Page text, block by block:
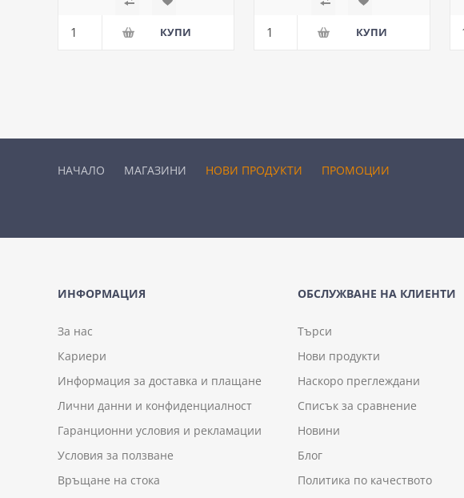
НАЧАЛО МАГАЗИНИ НОВИ ПРОДУКТИ ПРОМОЦИИ
ИНФОРМАЦИЯ
За нас
Кариери
Информация за доставка и плащане
Лични данни и конфиденциалност
Гаранционни условия и рекламации
Условия за ползване
Връщане на стока
ОБСЛУЖВАНЕ НА КЛИЕНТИ
Търси
Нови продукти
Наскоро преглеждани
Списък за сравнение
Новини
Блог
Политика по качеството